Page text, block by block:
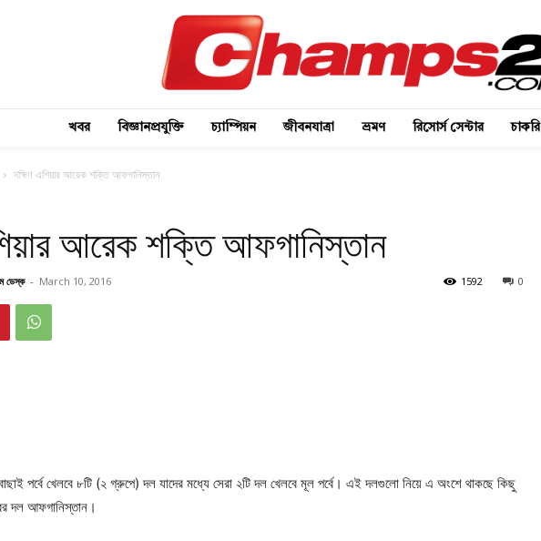
খবর বিজ্ঞানপ্রযুক্তি চ্যাম্পিয়ন জীবনযাত্রা ভ্রমণ রিসোর্স সেন্টার চাকরি
দক্ষিণ এশিয়ার আরেক শক্তি আফগানিস্তান
আরেক শক্তি আফগানিস্তান
ডেস্ক - March 10, 2016 0
1592
পর্বে খেলবে ৮টি (২ গ্রুপে) দল যাদের মধ্যে সেরা ২টি দল খেলবে মূল পর্বে। এই দলগুলো নিয়ে এ অংশে থাকছে কিছু
দল আফগানিস্তান।